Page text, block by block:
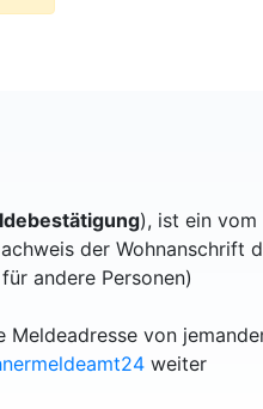
), ist ein vom
der Wohnanschrift
andere Personen)
von
weiter